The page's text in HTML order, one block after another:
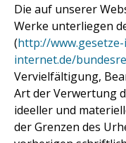
Die auf unserer
Werke unterliegen
(http://
internet.de/
Vervielfältigung,
Art der Verwertung
ideeller und
der Grenzen des